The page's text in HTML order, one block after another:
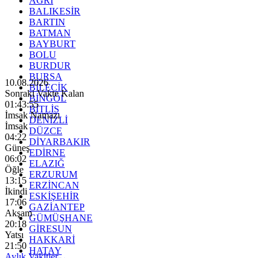
BALIKESİR
BARTIN
BATMAN
BAYBURT
BOLU
BURDUR
BURSA
BİLECİK
BİNGÖL
BİTLİS
DENİZLİ
DÜZCE
DİYARBAKIR
EDİRNE
ELAZIĞ
ERZURUM
ERZİNCAN
ESKİŞEHİR
GAZİANTEP
GÜMÜŞHANE
GİRESUN
HAKKARİ
HATAY
10.08.2026
Sonraki Vakte Kalan
01:43:53
İmsak Namazı
İmsak
04:22
Güneş
06:02
Öğle
13:15
İkindi
17:06
Akşam
20:18
Yatsı
21:50